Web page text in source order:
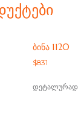
ᲑᲘᲜᲐ 1120
$831
დეტალურად